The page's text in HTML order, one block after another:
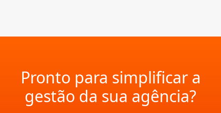
Pronto para simplificar a
gestão da sua agência?